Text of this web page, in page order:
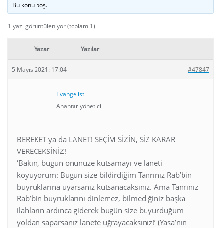
Bu konu boş.
1 yazı görüntüleniyor (toplam 1)
Yazar Yazılar
5 Mayıs 2021: 17:04 #47847
Evangelist
Anahtar yönetici
BEREKET ya da LANET! SEÇİM SİZİN, SİZ KARAR
VERECEKSİNİZ!
‘Bakın, bugün önünüze kutsamayı ve laneti
koyuyorum: Bugün size bildirdiğim Tanrınız Rab’bin
buyruklarına uyarsanız kutsanacaksınız. Ama Tanrınız
Rab’bin buyruklarını dinlemez, bilmediğiniz başka
ilahların ardınca giderek bugün size buyurduğum
yoldan saparsanız lanete uğrayacaksınız!’ (Yasa’nın